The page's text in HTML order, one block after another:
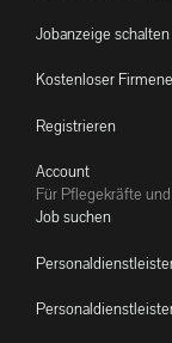
Jobanzeige schalten
Kostenloser
Registrieren
Account
Für Pflegekräfte
Job suchen